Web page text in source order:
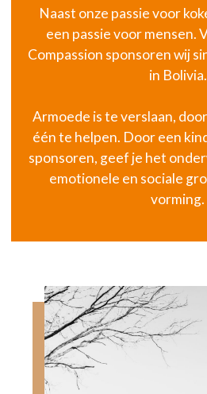
Naast onze passie voor
een passie voor mensen.
Compassion sponsoren wij
in Bolivia.
Armoede is te verslaan,
één te helpen. Door een
sponsoren, geef je het
emotionele en sociale
vorming.